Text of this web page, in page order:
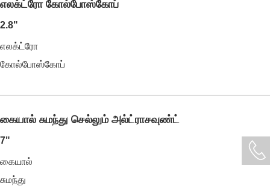
எலக்ட்ரோ கோல்போஸ்கோப்
2.8"
எலக்ட்ரோ
கோல்போஸ்கோப்
கையால் சுமந்து செல்லும் அல்ட்ராசவுண்ட்
7"
கையால்
சுமந்து